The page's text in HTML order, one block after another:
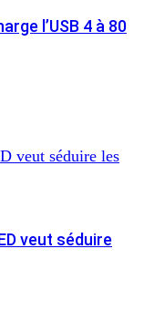
l’USB 4 à 80
veut séduire